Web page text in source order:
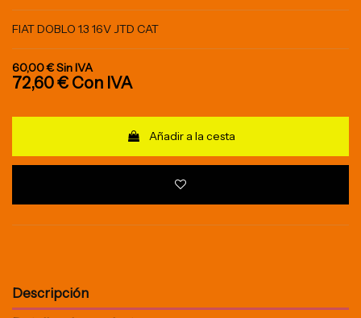
FIAT DOBLO 1.3 16V JTD CAT
60,00 €Sin IVA
72,60 € Con IVA
Añadir a la cesta
Descripción